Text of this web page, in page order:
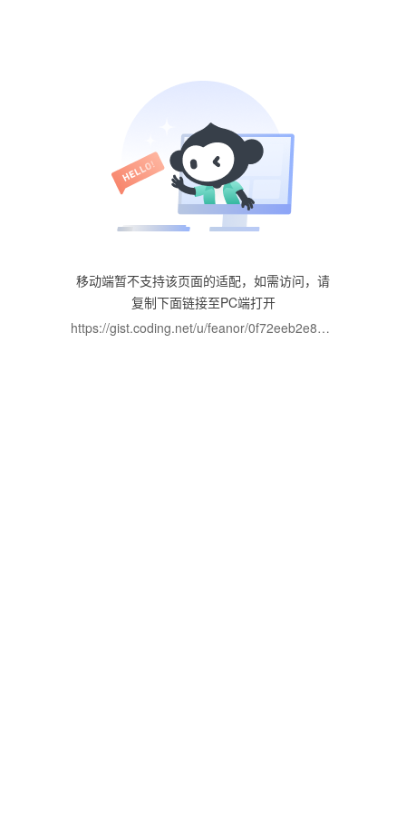
移动端暂不支持该页面的适配，如需访问，请
复制下面链接至PC端打开
https://gist.coding.net/u/feanor/0f72eeb2e85845c99d18745a96930469
正在加载...